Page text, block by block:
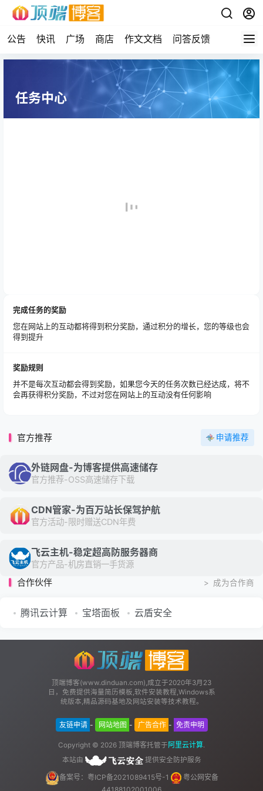
公告 快讯 广场 商店 作文文档 问答反馈
任务中心
完成任务的奖励
您在网站上的互动都将得到积分奖励，通过积分的增长，您的等级也会
得到提升
奖励规则
并不是每次互动都会得到奖励，如果您今天的任务次数已经达成，将不
会再获得积分奖励，不过对您在网站上的互动没有任何影响
官方推荐 申请推荐
外链网盘-为博客提供高速储存
官方推荐-OSS高速储存下载
CDN管家-为百万站长保驾护航
官方活动-限时赠送CDN年费
飞云主机-稳定超高防服务器商
官方产品-机房直销一手货源
合作伙伴 > 成为合作商
腾讯云计算 宝塔面板 云盾安全
顶端博客(www.dinduan.com),成立于2020年3月23
日，免费提供海量简历模板,软件安装教程,Windows系
统版本,精品源码基地及网站安装等技术教程。
友链申请 - 网站地图 - 广告合作 - 免责申明
Copyright © 2026 顶端博客托管于阿里云计算.
本站由
提供安全防护服务
备案号：粤ICP备2021089415号-1
粤公网安备